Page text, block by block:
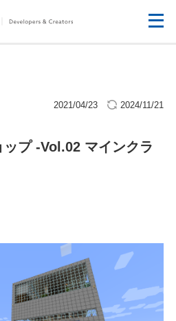
2021/04/23 2024/11/21
プ -Vol.02 マインクラ